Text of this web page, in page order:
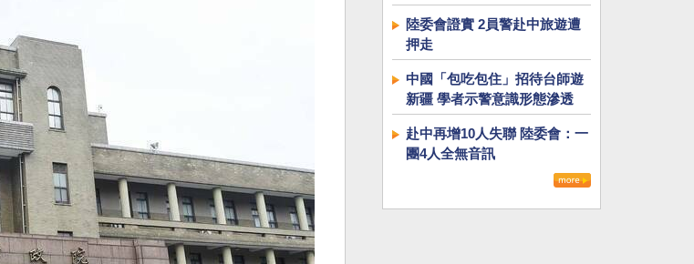
陸委會證實 2員警赴中旅遊遭
押走
中國「包吃包住」招待台師遊
新疆 學者示警意識形態滲透
赴中再增10人失聯 陸委會：一
團4人全無音訊